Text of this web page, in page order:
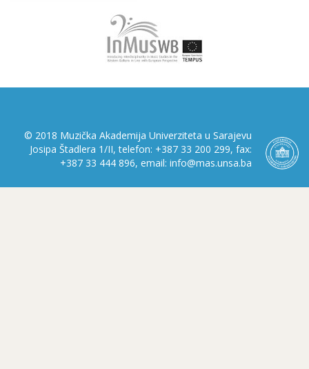
© 2018 Muzička Akademija Univerziteta u Sarajevu
Josipa Štadlera 1/II, telefon: +387 33 200 299, fax:
+387 33 444 896, email: info@mas.unsa.ba